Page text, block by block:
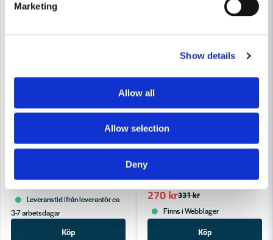
Marketing
Show details
Allow all
Allow selection
Deny
DeWalt DT20650 Trimmerstråd 2mm (15,2m)
164 kr
134 kr
Leveranstid ifrån leverantör ca
3-7 arbetsdagar
Köp
DEWALT POWERTOOLS
331 kr
270 kr
Finns i Webblager
Köp